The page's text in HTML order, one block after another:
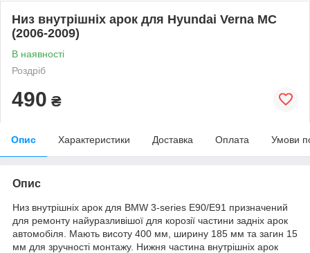
Низ внутрішніх арок для Hyundai Verna MC
(2006-2009)
В наявності
Роздріб
490 ₴
Опис Характеристики Доставка Оплата Умови
Опис
Низ внутрішніх арок для BMW 3-series E90/E91 призначений
для ремонту найуразливішої для корозії частини задніх арок
автомобіля. Мають висоту 400 мм, ширину 185 мм та загин 15
мм для зручності монтажу. Нижня частина внутрішніх арок